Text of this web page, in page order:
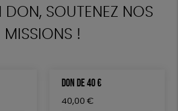
DON, SOUTENEZ NOS
MISSIONS !
DON DE 40 €
40,00 €